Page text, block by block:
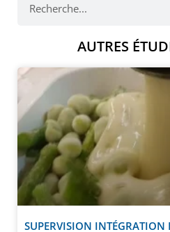
AUTRES
SUPERVISION INTÉGRATION